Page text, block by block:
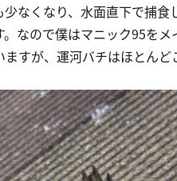
なくなり、水面直下で捕
なので僕はマニック95を
すが、運河バチはほとんど